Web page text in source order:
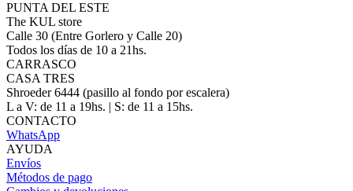
PUNTA DEL ESTE
The KUL store
Calle 30 (Entre Gorlero y Calle 20)
Todos los días de 10 a 21hs.
CARRASCO
CASA TRES
Shroeder 6444 (pasillo al fondo por escalera)
L a V: de 11 a 19hs. | S: de 11 a 15hs.
CONTACTO
WhatsApp
AYUDA
Envíos
Métodos de pago